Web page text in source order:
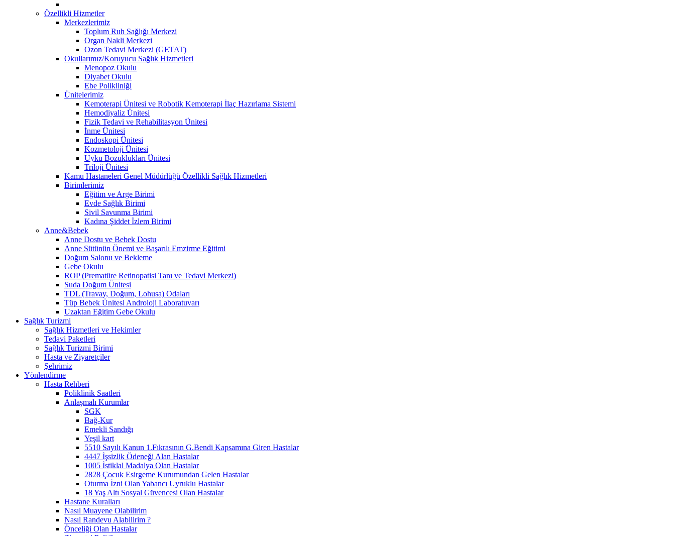
Özellikli Hizmetler
Merkezlerimiz
Toplum Ruh Sağlığı Merkezi
Organ Nakli Merkezi
Ozon Tedavi Merkezi (GETAT)
Okullarımız/Koruyucu Sağlık Hizmetleri
Menopoz Okulu
Diyabet Okulu
Ebe Polikliniği
Ünitelerimiz
Kemoterapi Ünitesi ve Robotik Kemoterapi İlaç Hazırlama Sistemi
Hemodiyaliz Ünitesi
Fizik Tedavi ve Rehabilitasyon Ünitesi
İnme Ünitesi
Endoskopi Ünitesi
Kozmetoloji Ünitesi
Uyku Bozuklukları Ünitesi
Triloji Ünitesi
Kamu Hastaneleri Genel Müdürlüğü Özellikli Sağlık Hizmetleri
Birimlerimiz
Eğitim ve Arge Birimi
Evde Sağlık Birimi
Sivil Savunma Birimi
Kadına Şiddet İzlem Birimi
Anne&Bebek
Anne Dostu ve Bebek Dostu
Anne Sütünün Önemi ve Başarılı Emzirme Eğitimi
Doğum Salonu ve Bekleme
Gebe Okulu
ROP (Prematüre Retinopatisi Tanı ve Tedavi Merkezi)
Suda Doğum Ünitesi
TDL (Travay, Doğum, Lohusa) Odaları
Tüp Bebek Ünitesi Androloji Laboratuvarı
Uzaktan Eğitim Gebe Okulu
Sağlık Turizmi
Sağlık Hizmetleri ve Hekimler
Tedavi Paketleri
Sağlık Turizmi Birimi
Hasta ve Ziyaretçiler
Şehrimiz
Yönlendirme
Hasta Rehberi
Poliklinik Saatleri
Anlaşmalı Kurumlar
SGK
Bağ-Kur
Emekli Sandığı
Yeşil kart
5510 Sayılı Kanun 1.Fıkrasının G.Bendi Kapsamına Giren Hastalar
4447 İşsizlik Ödeneği Alan Hastalar
1005 İstiklal Madalya Olan Hastalar
2828 Çocuk Esirgeme Kurumundan Gelen Hastalar
Oturma İzni Olan Yabancı Uyruklu Hastalar
18 Yaş Altı Sosyal Güvencesi Olan Hastalar
Hastane Kuralları
Nasıl Muayene Olabilirim
Nasıl Randevu Alabilirim ?
Önceliği Olan Hastalar